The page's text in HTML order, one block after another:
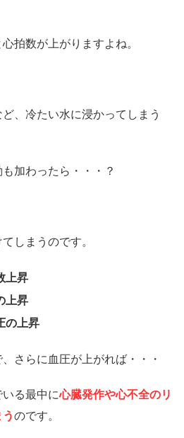
拍数が上がりますよね。
、冷たい水に浸かってしまう
加わったら・・・？
しまうのです。
上昇
上昇
の上昇
さらに血圧が上がれば・・・
る最中に心臓発作や心不全のリ
のです。